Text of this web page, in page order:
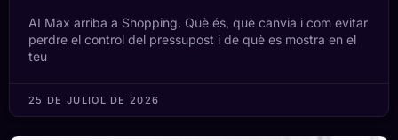
AI Max arriba a Shopping. Què és, què canvia i com evitar
perdre el control del pressupost i de què es mostra en el
teu
25 DE JULIOL DE 2026